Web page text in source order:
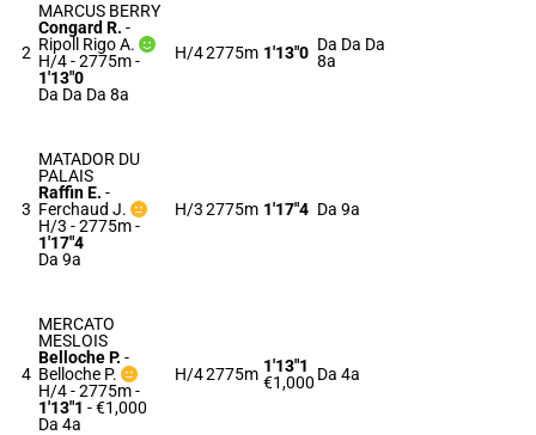
2
MARCUS BERRY
Congard R. -
Ripoll Rigo A.
H/4 - 2775m-
1'13"0
Da Da Da 8a
H/42775m 1'13"0 Da Da Da
8a
3
MATADOR DU
PALAIS
Raffin E. -
Ferchaud J.
H/3 - 2775m-
1'17"4
Da 9a
H/32775m 1'17"4 Da 9a
4
MERCATO
MESLOIS
Belloche P. -
Belloche P.
H/4 - 2775m-
1'13"1 - €1,000
Da 4a
H/42775m 1'13"1
€1,000 Da 4a